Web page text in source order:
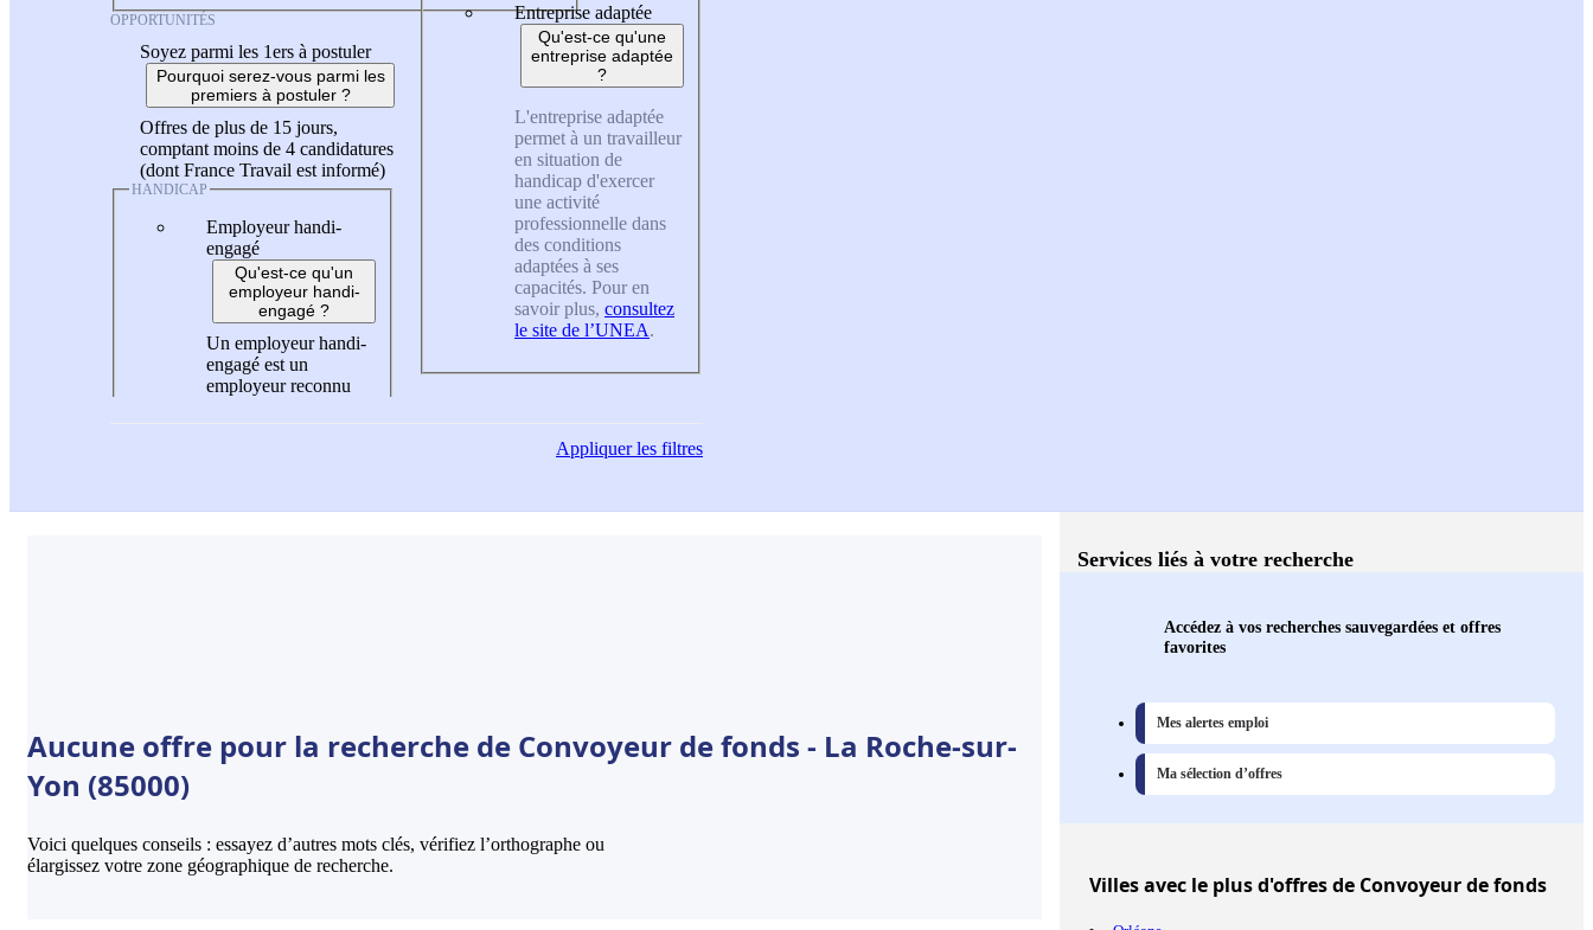
OPPORTUNITÉS
Soyez parmi les 1ers à postuler
Pourquoi serez-vous parmi les
premiers à postuler ?
Offres de plus de 15 jours,
comptant moins de 4 candidatures
(dont France Travail est informé)
HANDICAP
Employeur handi-
engagé
Qu'est-ce qu'un
employeur handi-
engagé ?
Un employeur handi-
engagé est un
employeur reconnu
Entreprise adaptée
Qu'est-ce qu'une
entreprise adaptée
?
L'entreprise adaptée
permet à un travailleur
en situation de
handicap d'exercer
une activité
professionnelle dans
des conditions
adaptées à ses
capacités. Pour en
savoir plus, consultez
le site de l’UNEA.
Appliquerles filtres
Aucune offre pour la recherche de Convoyeur de fonds - La Roche-sur-
Yon (85000)
Voici quelques conseils : essayez d’autres mots clés, vérifiez l’orthographe ou
élargissez votre zone géographique de recherche.
Services liés à votre recherche
Accédez à vos recherches sauvegardées et offres
favorites
Mes alertes emploi
Ma sélection d’offres
Villesavec le plus d'offres de Convoyeur de fonds